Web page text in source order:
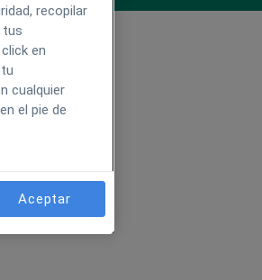
recopilar
tus
en
cualquier
el pie de
Aceptar